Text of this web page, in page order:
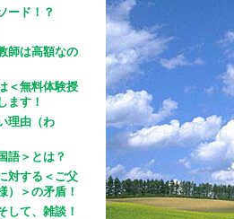
ード！？
師は高額なの
＜無料体験授
ます！
理由（わ
語＞とは？
対する＜ご父
）＞の矛盾！
して、雑談！